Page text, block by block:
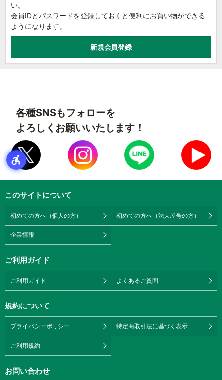
い。
会員IDとパスワードを登録しておくと便利にお買い物ができる
ようになります。
各種SNSもフォローを
よろしくお願いいたします！
このサイトについて
初めての方へ（個人の方） 初めての方へ（法人屋号の方）
企業情報
ご利用ガイド
ご利用ガイド よくあるご質問
規約について
プライバシーポリシー 特定商取引法に基づく表示
ご利用規約
お問い合わせ